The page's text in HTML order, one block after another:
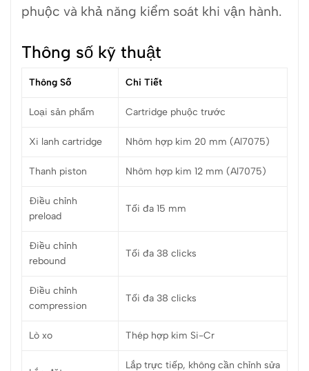
phuộc và khả năng kiểm soát khi vận hành.
Thông số kỹ thuật
Thông Số Chi Tiết
Loại sản phẩm Cartridge phuộc trước
Xi lanh cartridge Nhôm hợp kim 20 mm (Al7075)
Thanh piston Nhôm hợp kim 12 mm (Al7075)
Điều chỉnh
preload
Tối đa 15 mm
Điều chỉnh
rebound
Tối đa 38 clicks
Điều chỉnh
compression
Tối đa 38 clicks
Lò xo Thép hợp kim Si-Cr
Lắp trực tiếp, không cần chỉnh sửa